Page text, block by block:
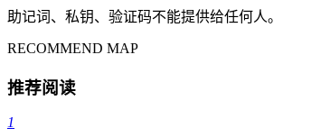
助记词、私钥、验证码不能提供给任何人。
RECOMMEND MAP
推荐阅读
1